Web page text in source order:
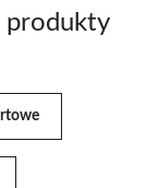
produkty